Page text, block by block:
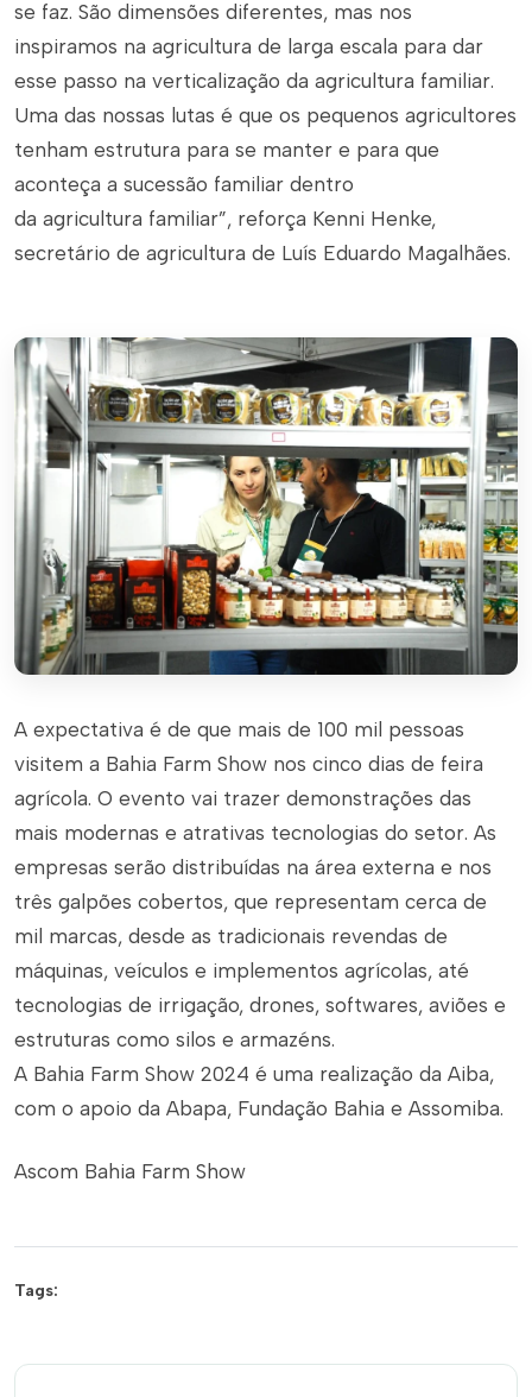
se faz. São dimensões diferentes, mas nos
inspiramos na agricultura de larga escala para dar
esse passo na verticalização da agricultura familiar.
Uma das nossas lutas é que os pequenos agricultores
tenham estrutura para se manter e para que
aconteça a sucessão familiar dentro
da agricultura familiar”, reforça Kenni Henke,
secretário de agricultura de Luís Eduardo Magalhães.
A expectativa é de que mais de 100 mil pessoas
visitem a Bahia Farm Show nos cinco dias de feira
agrícola. O evento vai trazer demonstrações das
mais modernas e atrativas tecnologias do setor. As
empresas serão distribuídas na área externa e nos
três galpões cobertos, que representam cerca de
mil marcas, desde as tradicionais revendas de
máquinas, veículos e implementos agrícolas, até
tecnologias de irrigação, drones, softwares, aviões e
estruturas como silos e armazéns.
A Bahia Farm Show 2024 é uma realização da Aiba,
com o apoio da Abapa, Fundação Bahia e Assomiba.
Ascom Bahia Farm Show
Tags: